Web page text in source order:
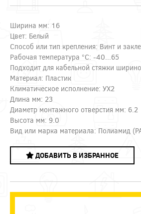
Ширина мм: 16
Цвет: Белый
Способ или тип крепления: Винт и
Рабочая температура °C: -40...65
Подходит для кабельной стяжки
Материал: Пластик
Климатическое исполнение: УХ2
Длина мм: 23
Диаметр монтажного отверстия мм: 6.2
Высота мм: 9.0
Вид или марка материала: Полиамид
ДОБАВИТЬ В ИЗБРАННОЕ